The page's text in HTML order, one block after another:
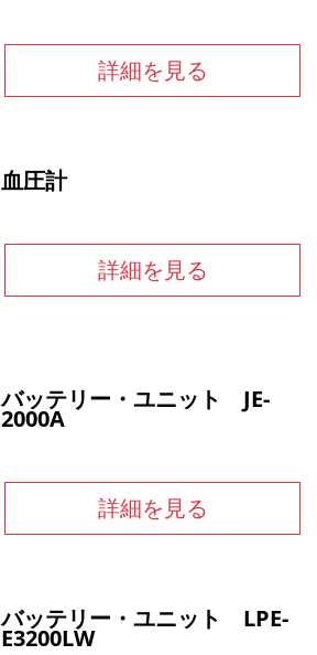
詳細を見る
血圧計
詳細を見る
バッテリー・ユニット JE-
2000A
詳細を見る
バッテリー・ユニット LPE-
E3200LW